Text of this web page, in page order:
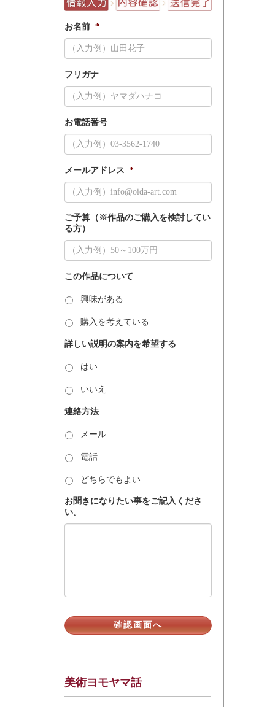
お名前 *
フリガナ
お電話番号
メールアドレス *
ご予算（※作品のご購入を検討してい
る方）
この作品について
興味がある
購入を考えている
詳しい説明の案内を希望する
はい
いいえ
連絡方法
メール
電話
どちらでもよい
お聞きになりたい事をご記入くださ
い。
美術ヨモヤマ話